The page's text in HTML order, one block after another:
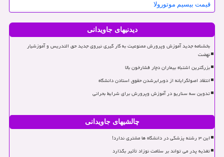
قیمت بیسیم موتورولا
دیدنیهای جاویدانی
بخشنامه جدید آموزش وپرورش ممنوعیت به کار گیری نیروی جدید حق التدریس و آموزشیار
نهضت
بزرگترین اشتباه بیماران دچار فشارخون بالا
انتقاد اصولگرایانه از دوبرابرشدن حقوق استادن دانشگاه
تدوین سه سناریو در آموزش وپرورش برای شرایط بحرانی
چالشیهای جاویدانی
این ۳ رشته پزشکی در دانشگاه ها مشتری ندارد!
تغذیه پدر می تواند بر سلامت نوزاد تأثیر بگذارد